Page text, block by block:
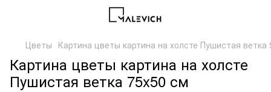
Цветы Картина цветы картина на холсте Пушистая
Картина цветы картина на холсте
Пушистая ветка 75x50 см